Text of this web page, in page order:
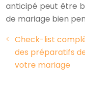
anticipé peut être
de mariage bien
Check-list
des préparatifs
votre mariage